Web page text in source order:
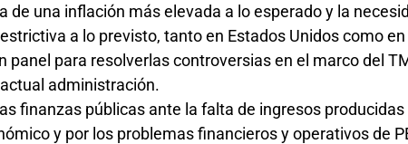
de una inflación más elevada a lo esperado y la
a lo previsto, tanto en Estados Unidos como
panel para resolverlas controversias en el marco del
administración.
finanzas públicas ante la falta de ingresos
y por los problemas financieros y operativos de